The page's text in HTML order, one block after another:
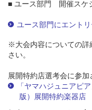
■ ユース部門 開催スケ
ユース部門にエント
※大会内容についての詳
さい。
展開特約店選考会に参加
「ヤマハジュニアピ
版）展開特約楽器店